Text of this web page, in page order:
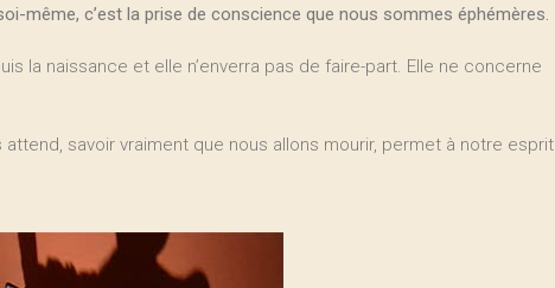
même, c’est la prise de conscience que nous sommes éphémères.
la naissance et elle n’enverra pas de faire-part. Elle ne concerne
savoir vraiment que nous allons mourir, permet à notre esprit